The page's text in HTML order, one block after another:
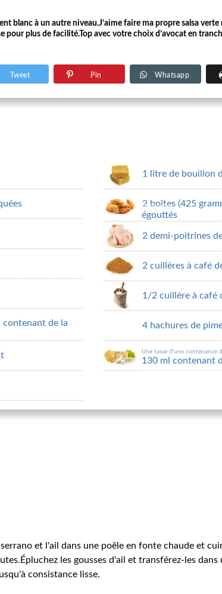
blanc à un autre niveau.J’aime faire ma propre salsa
pour plus de facilité.Top avec votre choix d’avocat en
Tweet Pin Whatsapp
contenant de la
1 litre de bouillon
2 boîtes (425
égouttés
2 demi-poitrines
2 cuillères à café
1/2 cuillère à café
4 hachures de
Une tasse d'une contenance
130 ml contenant
et l'ail dans une poêle en fonte chaude et
les gousses d'ail et transférez-les dans
consistance lisse.